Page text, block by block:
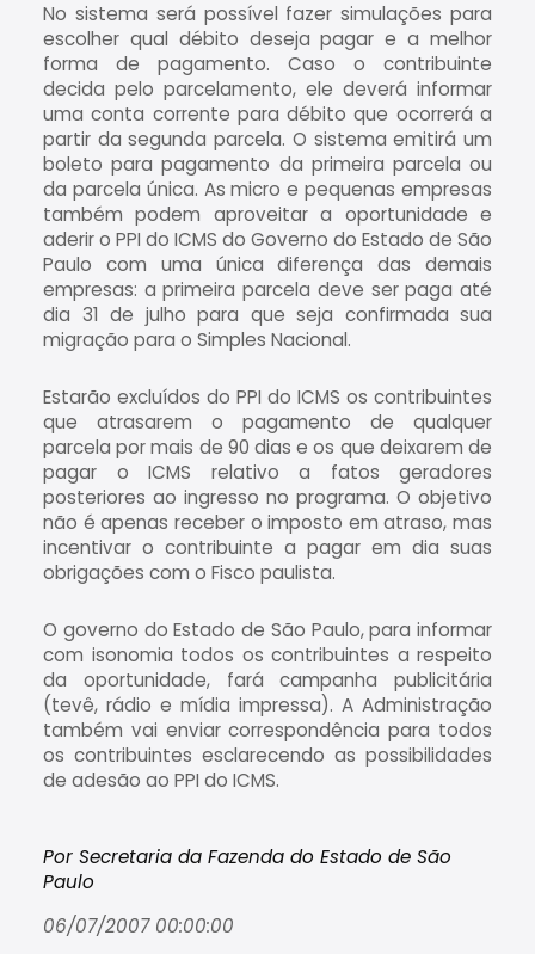
No sistema será possível fazer simulações para
escolher qual débito deseja pagar e a melhor
forma de pagamento. Caso o contribuinte
decida pelo parcelamento, ele deverá informar
uma conta corrente para débito que ocorrerá a
partir da segunda parcela. O sistema emitirá um
boleto para pagamento da primeira parcela ou
da parcela única. As micro e pequenas empresas
também podem aproveitar a oportunidade e
aderir o PPI do ICMS do Governo do Estado de São
Paulo com uma única diferença das demais
empresas: a primeira parcela deve ser paga até
dia 31 de julho para que seja confirmada sua
migração para o Simples Nacional.
Estarão excluídos do PPI do ICMS os contribuintes
que atrasarem o pagamento de qualquer
parcela por mais de 90 dias e os que deixarem de
pagar o ICMS relativo a fatos geradores
posteriores ao ingresso no programa. O objetivo
não é apenas receber o imposto em atraso, mas
incentivar o contribuinte a pagar em dia suas
obrigações com o Fisco paulista.
O governo do Estado de São Paulo, para informar
com isonomia todos os contribuintes a respeito
da oportunidade, fará campanha publicitária
(tevê, rádio e mídia impressa). A Administração
também vai enviar correspondência para todos
os contribuintes esclarecendo as possibilidades
de adesão ao PPI do ICMS.
Por Secretaria da Fazenda do Estado de São
Paulo
06/07/2007 00:00:00